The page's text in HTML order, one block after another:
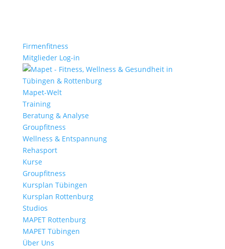
Firmenfitness
Mitglieder Log-in
Mapet-Welt
Training
Beratung & Analyse
Groupfitness
Wellness & Entspannung
Rehasport
Kurse
Groupfitness
Kursplan Tübingen
Kursplan Rottenburg
Studios
MAPET Rottenburg
MAPET Tübingen
Über Uns